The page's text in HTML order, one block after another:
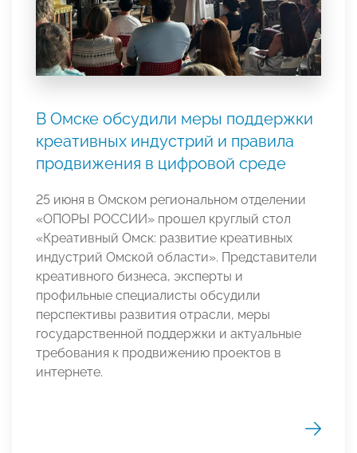
В Омске обсудили меры поддержки
креативных индустрий и правила
продвижения в цифровой среде
25 июня в Омском региональном отделении
«ОПОРЫ РОССИИ» прошел круглый стол
«Креативный Омск: развитие креативных
индустрий Омской области». Представители
креативного бизнеса, эксперты и
профильные специалисты обсудили
перспективы развития отрасли, меры
государственной поддержки и актуальные
требования к продвижению проектов в
интернете.